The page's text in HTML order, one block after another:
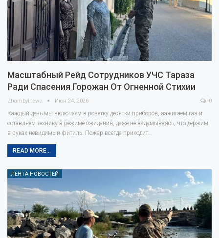
Масштабный Рейд Сотрудников УЧС Тараза
Ради Спасения Горожан От Огненной Стихии
Zhambylnews Июн 24, 2026 0
Каждый день мы включаем в розетку десятки приборов, зажигаем газ и
оставляем технику в режиме ожидания, даже не задумываясь, что держим
в руках невидимый фитиль. Пожар всегда приходит…
READ MORE...
ЛЕНТА НОВОСТЕЙ